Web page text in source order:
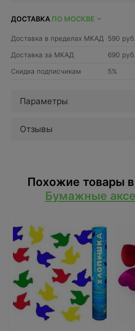
ДОСТАВКА ПО МОСКВЕ
Доставка в пределах МКАД 590 руб.
Доставка за МКАД 690
Скидка подписчикам 5%
Параметры
Отзывы
Похожие товары в
Бумажные